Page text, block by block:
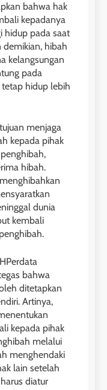
bahwa hak
kepadanya
hidup pada saat
hibah
kelangsungan
pada
hidup lebih
menjaga
kepada pihak
hibah.
dunia
kembali
bahwa
ditetapkan
Artinya,
kepada pihak
melalui
menghendaki
lain setelah
diatur